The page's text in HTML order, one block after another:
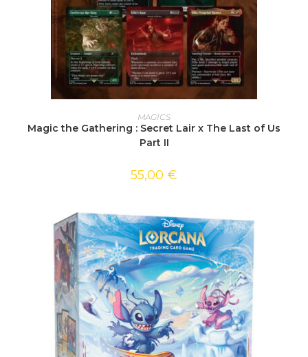
AJOUTER AU PANIER
MAGICS
Magic the Gathering : Secret Lair x The Last of Us
Part II
55,00 €